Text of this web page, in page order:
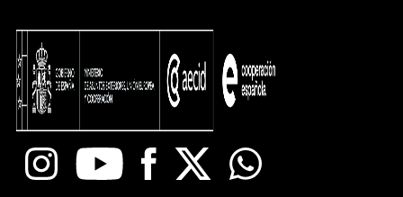
InstagramYoutube Facebook
X Whatsapp